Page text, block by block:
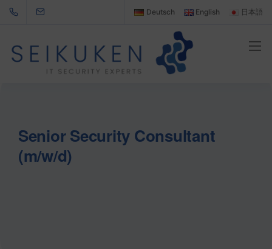
Deutsch English 日本語
Senior Security Consultant
(m/w/d)